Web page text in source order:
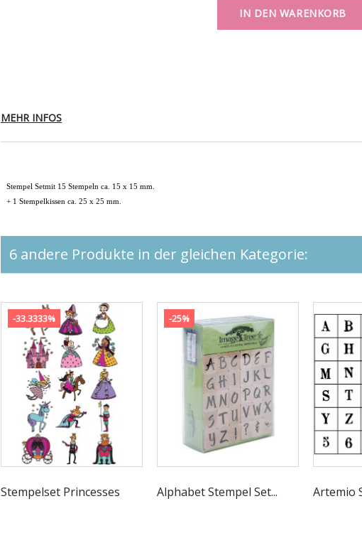
IN DEN WARENKORB
MEHR INFOS
Stempel Setmit 15 Stempeln ca. 15 x 15 mm.
+ 1 Stempelkissen ca. 25 x 25 mm.
6 andere Produkte in der gleichen Kategorie:
-33.3333%
Stempelset Princesses
-25%
Alphabet Stempel Set... Artemio